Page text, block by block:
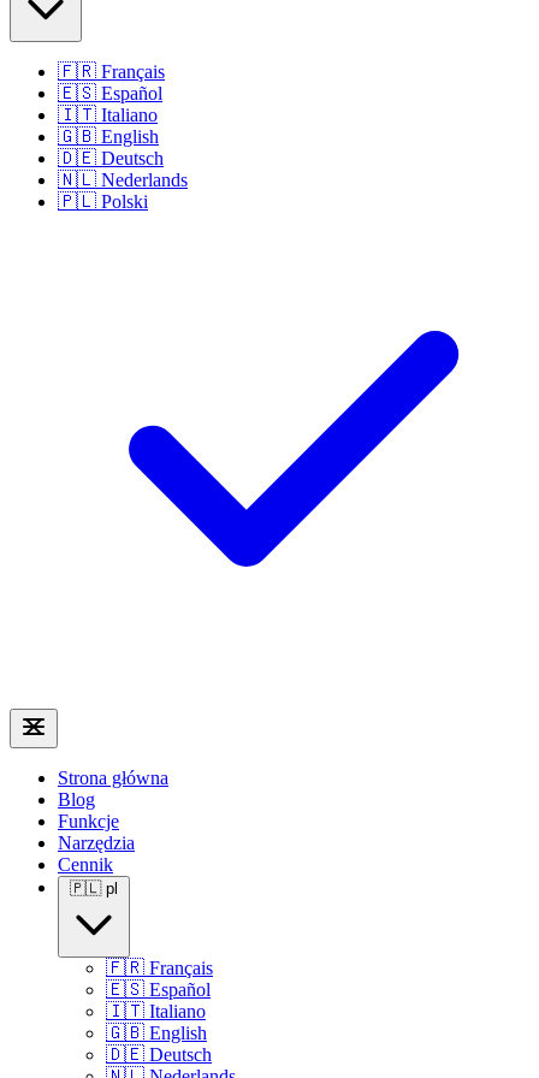
🇫🇷 Français
🇪🇸 Español
🇮🇹 Italiano
🇬🇧 English
🇩🇪 Deutsch
🇳🇱 Nederlands
🇵🇱 Polski
Strona główna
Blog
Funkcje
Narzędzia
Cennik
🇵🇱 pl
🇫🇷 Français
🇪🇸 Español
🇮🇹 Italiano
🇬🇧 English
🇩🇪 Deutsch